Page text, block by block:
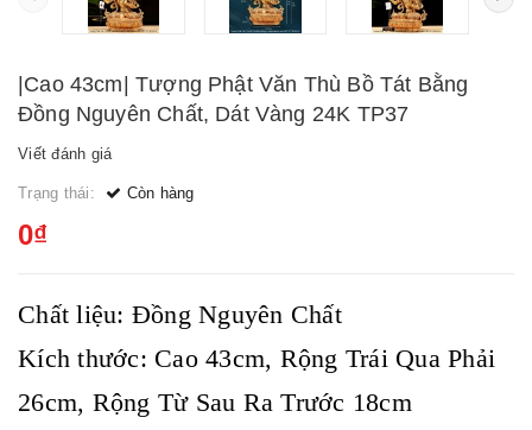
|Cao 43cm| Tượng Phật Văn Thù Bồ Tát Bằng
Đồng Nguyên Chất, Dát Vàng 24K TP37
Viết đánh giá
Trạng thái: Còn hàng
0₫
Chất liệu: Đồng Nguyên Chất
Kích thước: Cao 43cm, Rộng Trái Qua Phải
26cm, Rộng Từ Sau Ra Trước 18cm